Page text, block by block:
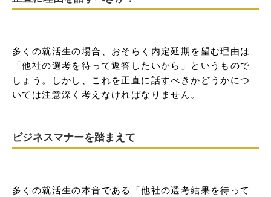
多くの就活生の場合、おそらく内定延期を望む理由は
「他社の選考を待って返答したいから」というもので
しょう。しかし、これを正直に話すべきかどうかにつ
いては注意深く考えなければなりません。
ビジネスマナーを踏まえて
多くの就活生の本音である「他社の選考結果を待って